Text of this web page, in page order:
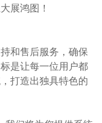
展鸿图！
和售后服务，确保
是让每一位用户都
打造出独具特色的